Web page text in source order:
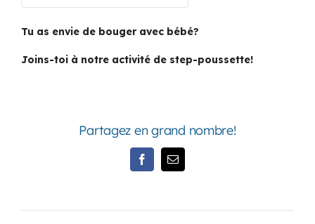
Tu as envie de bouger avec bébé?
Joins-toi à notre activité de step-poussette!
Partagez en grand nombre!
FacebookEmail